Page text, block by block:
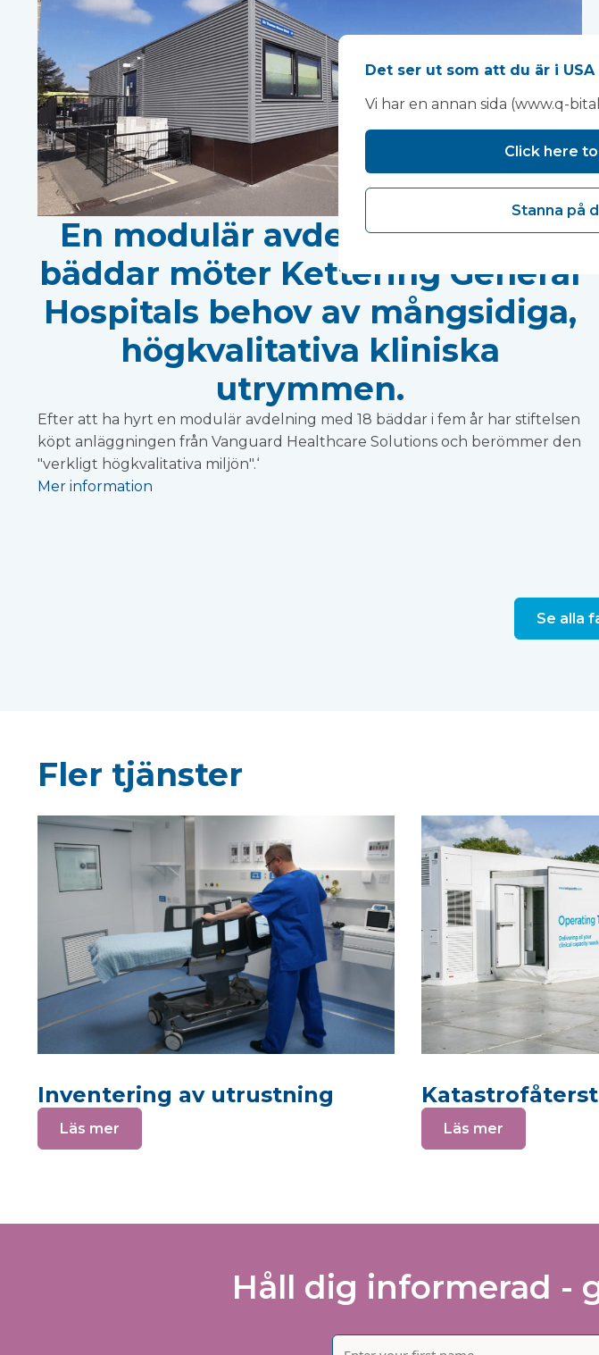
En modulär avdelning med 18
bäddar möter Kettering General
Hospitals behov av mångsidiga,
högkvalitativa kliniska
utrymmen.
Efter att ha hyrt en modulär avdelning med 18 bäddar i fem år har stiftelsen
köpt anläggningen från Vanguard Healthcare Solutions och berömmer den
"verkligt högkvalitativa miljön".‘
Mer information
Se alla
Fler tjänster
Inventering av utrustning
Läs mer Läs mer
Håll dig informerad -
Det ser ut som att du är i USA
Vi har en annan sida (www.q-
Click here
Stanna på